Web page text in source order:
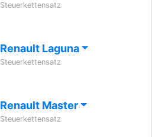
Steuerkettensatz
Renault Laguna
Steuerkettensatz
Renault Master
Steuerkettensatz